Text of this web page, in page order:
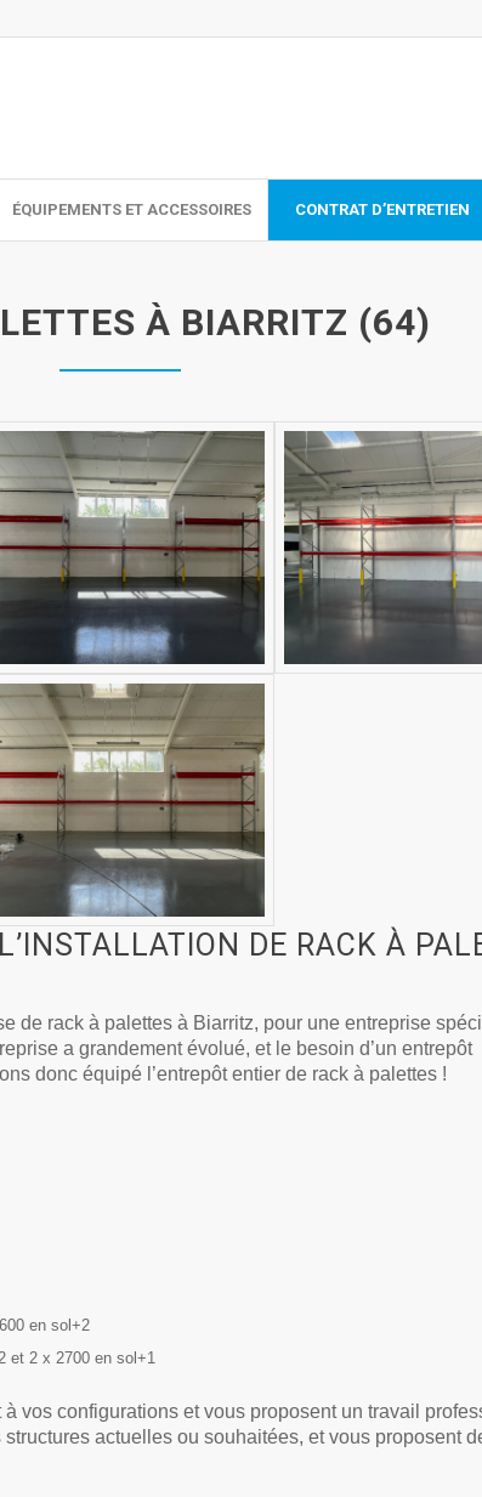
ÉQUIPEMENTS ET ACCESSOIRES CONTRAT D’ENTRETIEN
À BIARRITZ (64)
DE RACK À
de rack à palettes à Biarritz, pour une entreprise
a grandement évolué, et le besoin d’un entrepôt
donc équipé l’entrepôt entier de rack à palettes !
en sol+2
et 2 x 2700 en sol+1
à vos configurations et vous proposent un travail
actuelles ou souhaitées, et vous proposent